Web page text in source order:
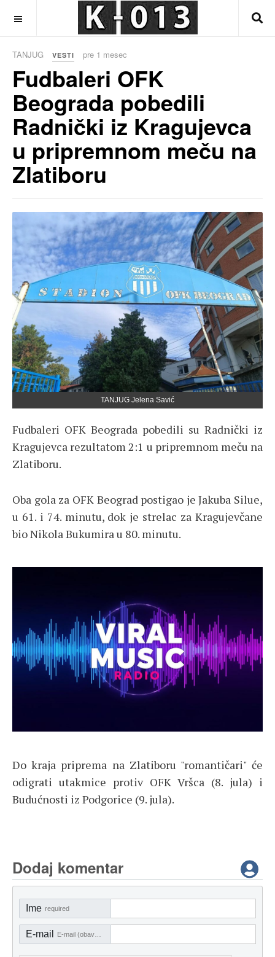
TANJUG VESTI pre 1 mesec
Fudbaleri OFK
Beograda pobedili
Radnički iz Kragujevca
u pripremnom meču na
Zlatiboru
TANJUG Jelena Savić
Fudbaleri OFK Beograda pobedili su Radnički iz
Kragujevca rezultatom 2:1 u pripremnom meču na
Zlatiboru.
Oba gola za OFK Beograd postigao je Jakuba Silue,
u 61. i 74. minutu, dok je strelac za Kragujevčane
bio Nikola Bukumira u 80. minutu.
Do kraja priprema na Zlatiboru "romantičari" će
odigrati utakmice protiv OFK Vršca (8. jula) i
Budućnosti iz Podgorice (9. jula).
Dodaj komentar
Ime required
E-mail